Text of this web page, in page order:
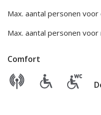
Max. aantal personen voor
Max. aantal personen
Comfort